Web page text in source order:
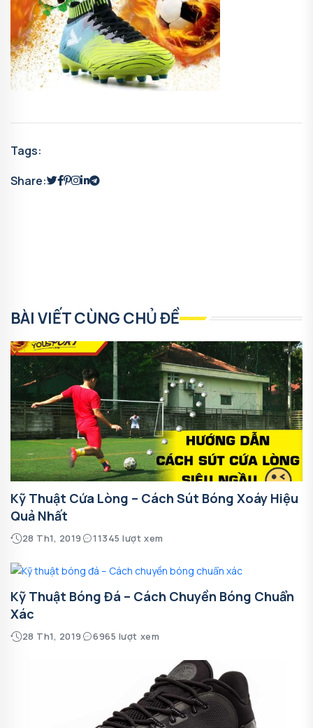
Tags:
Share:
BÀI VIẾT CÙNG CHỦ ĐỀ
Kỹ Thuật Cứa Lòng – Cách Sút Bóng Xoáy Hiệu
Quả Nhất
28 Th1, 2019 11345 lượt xem
Kỹ Thuật Bóng Đá – Cách Chuyền Bóng Chuẩn
Xác
28 Th1, 2019 6965 lượt xem